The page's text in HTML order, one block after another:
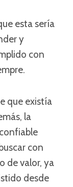
esta sería
y
con
que existía
la
con
de valor, ya
desde